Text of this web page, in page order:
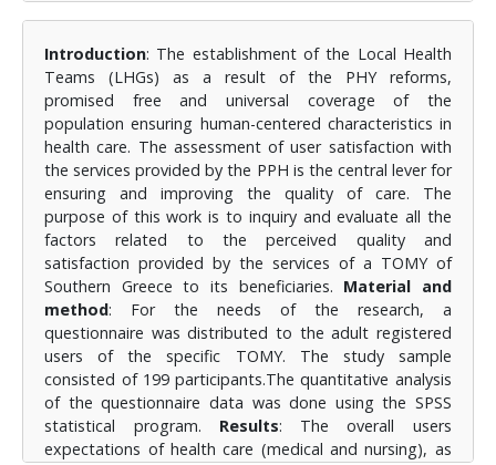
Αποτελέσματα: Οι συνολικές προσδοκίες των
χρηστών από τη φροντίδα (ιατρική και νοσηλευτική)
καθώς και από τα χαρακτηριστικά της συγκεκριμένης
ΤΟΜΥ εκπληρώθηκαν. Η ικανοποίηση από την ιατρική
φροντίδα ήταν ανώτερη των προσδοκιών τους ενώ τα
χαρακτηριστικά της ΤΟΜΥ δεν ανταποκρίνονταν
επαρκώς. Η καλή γνώση της δουλειάς τους, η
αφιέρωση χρόνου στον ασθενή και ο σεβασμός στον
άνθρωπο ήταν οι παράγοντες που θεωρήθηκαν
στατιστικά σημαντικοί από την ιατρική και
νοσηλευτική φροντίδα. Μεταξύ των ερωτηθέντων το
91,4% θα επισκεπτόταν ξανά αυτήν την μονάδα. Η
ηλικία δεν συνδέθηκε σε στατιστικά σημαντικό βαθμό
με τις προσδοκίες και την ικανοποίηση ενώ οι
πολίτες με αυξημένο μορφωτικό επίπεδο εξέφρασαν
μεγαλύτερες προσδοκίες από την ιατρική και
νοσηλευτική φροντίδα.Συμπέρασμα
: Τα επίπεδα
ικανοποίησης, σύμφωνα με τα αποτελέσματα της
Introduction: The establishment of the Local Health
Teams (LHGs) as a result of the PHY reforms,
promised free and universal coverage of the
population ensuring human-centered characteristics in
health care. The assessment of user satisfaction with
the services provided by the PPH is the central lever for
ensuring and improving the quality of care. The
purpose of this work is to inquiry and evaluate all the
factors related to the perceived quality and
satisfaction provided by the services of a TOMY of
Southern Greece to its beneficiaries. Material and
method: For the needs of the research, a
questionnaire was distributed to the adult registered
users of the specific TOMY. The study sample
consisted of 199 participants.The quantitative analysis
of the questionnaire data was done using the SPSS
statistical program. Results: The overall users
expectations of health care (medical and nursing), as